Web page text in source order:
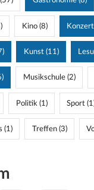
Kino (8)
Kunst (11)
Musikschule (2)
Politik (1) Sport
(1) Treffen (3)